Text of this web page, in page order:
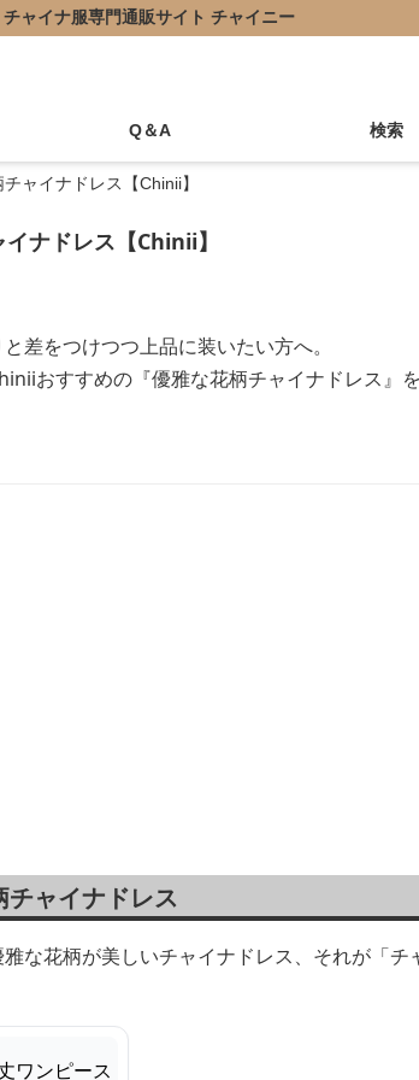
チャイナ服専門通販サイト チャイニー
Q＆A 検索
ャイナドレス【Chinii】
ナドレス【Chinii】
差をつけつつ上品に装いたい方へ。
おすすめの『優雅な花柄チャイナドレス』を
ャイナドレス
な花柄が美しいチャイナドレス、それが「チ